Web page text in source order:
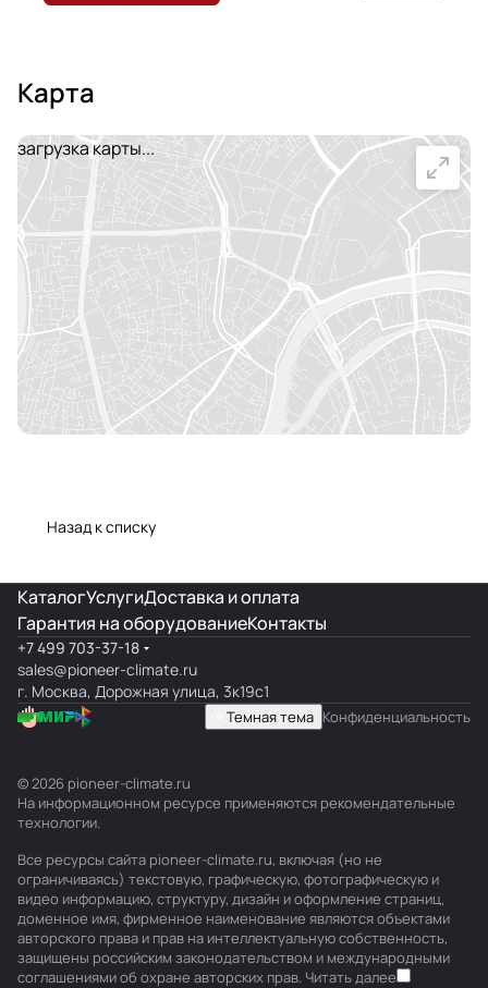
Карта
загрузка карты...
Назад к списку
КаталогУслугиДоставка и оплата
Гарантия на оборудованиеКонтакты
+7 499 703-37-18
sales@pioneer-climate.ru
г. Москва, Дорожная улица, 3к19с1
Темная тема Конфиденциальность
© 2026 pioneer-climate.ru
На информационном ресурсе применяются рекомендательные
технологии.
Все ресурсы сайта pioneer-climate.ru, включая (но не
ограничиваясь) текстовую, графическую, фотографическую и
видео информацию, структуру, дизайн и оформление страниц,
доменное имя, фирменное наименование являются объектами
авторского права и прав на интеллектуальную собственность,
защищены российским законодательством и международными
соглашениями об охране авторских прав. Читать далее